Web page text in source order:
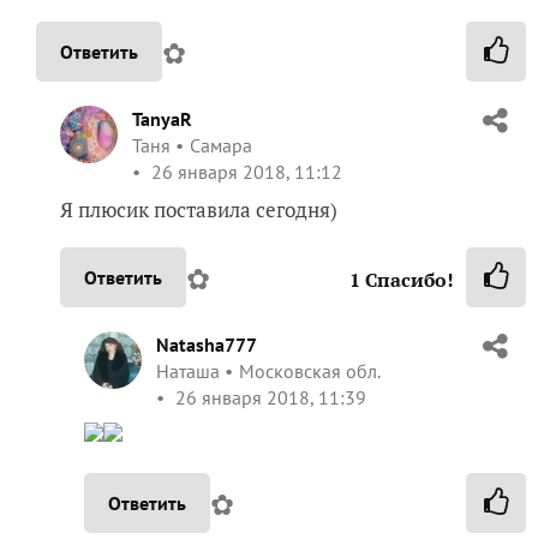
Ответить ✿
TanyaR
Таня
Самара
26 января 2018, 11:12
Я плюсик поставила сегодня)
Ответить ✿ 1 Спасибо!
Natasha777
Наташа
Московская обл.
26 января 2018, 11:39
Ответить ✿